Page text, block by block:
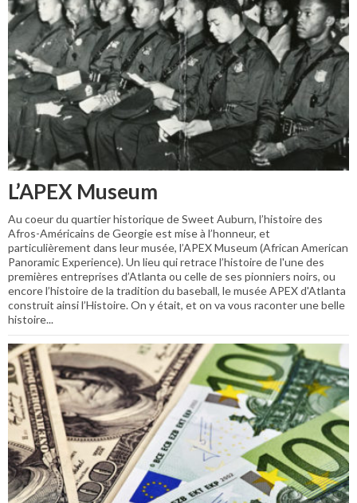
L’APEX Museum
Au coeur du quartier historique de Sweet Auburn, l’histoire des
Afros-Américains de Georgie est mise à l’honneur, et
particulièrement dans leur musée, l’APEX Museum (African American
Panoramic Experience). Un lieu qui retrace l’histoire de l'une des
premières entreprises d’Atlanta ou celle de ses pionniers noirs, ou
encore l’histoire de la tradition du baseball, le musée APEX d'Atlanta
construit ainsi l’Histoire. On y était, et on va vous raconter une belle
histoire...